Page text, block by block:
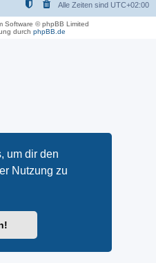
um dir den
Nutzung zu
Alle Zeiten sind UTC+02:00
Software © phpBB Limited
durch phpBB.de